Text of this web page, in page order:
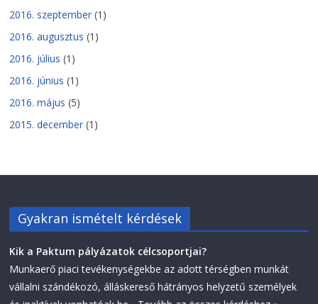
2016. szeptember (1)
2016. augusztus (1)
2016. július (1)
2016. június (1)
2016. május (5)
2015. december (1)
Gyakran ismételt kérdések
Kik a Paktum pályázatok célcsoportjai?
Munkaerő piaci tevékenységekbe az adott térségben munkát
vállalni szándékozó, álláskereső hátrányos helyzetű személyek